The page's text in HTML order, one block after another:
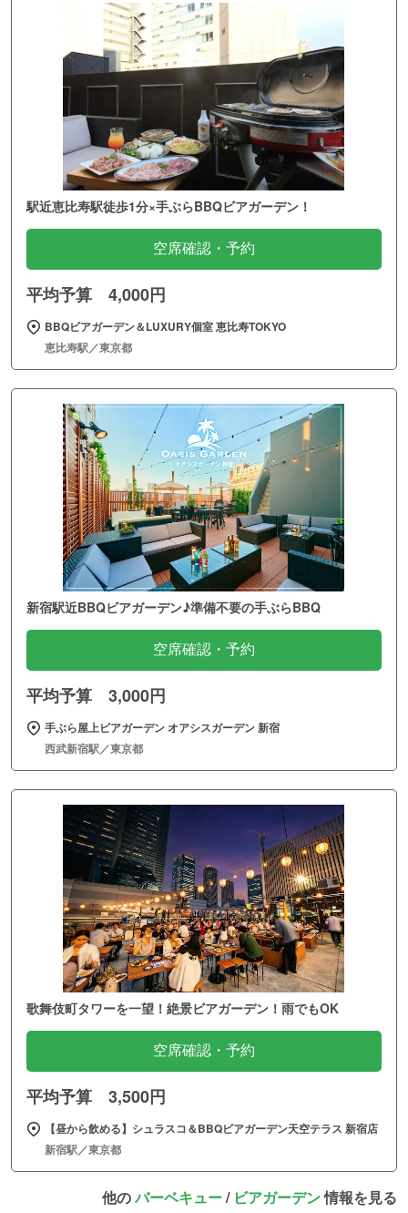
駅近恵比寿駅徒歩1分×手ぶらBBQビアガーデン！
空席確認・予約
平均予算 4,000円
BBQビアガーデン＆LUXURY個室 恵比寿TOKYO
恵比寿駅／東京都
新宿駅近BBQビアガーデン♪準備不要の手ぶらBBQ
空席確認・予約
平均予算 3,000円
手ぶら屋上ビアガーデン オアシスガーデン 新宿
西武新宿駅／東京都
歌舞伎町タワーを一望！絶景ビアガーデン！雨でもOK
空席確認・予約
平均予算 3,500円
【昼から飲める】シュラスコ＆BBQビアガーデン天空テラス 新宿店
新宿駅／東京都
他のバーベキュー/ ビアガーデン情報を見る